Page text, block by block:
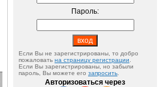
Пароль:
Если Вы не зарегистрированы, то добро
пожаловать на страницу регистрации
Если Вы зарегистрированы, но забыли
пароль, Вы можете его запросить
Авторизоваться через